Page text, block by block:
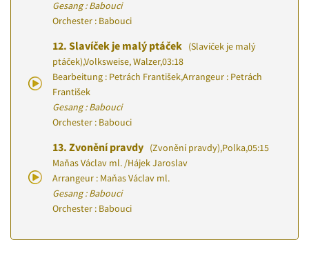
Gesang : Babouci
Orchester : Babouci
12. Slavíček je malý ptáček (Slavíček je malý
ptáček),Volksweise, Walzer,03:18
Bearbeitung : Petrách František,Arrangeur : Petrách
František
Gesang : Babouci
Orchester : Babouci
13. Zvonění pravdy (Zvonění pravdy),Polka,05:15
Maňas Václav ml. /Hájek Jaroslav
Arrangeur : Maňas Václav ml.
Gesang : Babouci
Orchester : Babouci